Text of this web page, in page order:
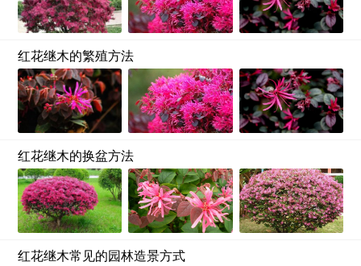
红花继木的繁殖方法
红花继木的换盆方法
红花继木常见的园林造景方式